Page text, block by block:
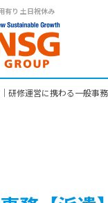
有り 土日祝休み
研修運営に携わる一般事